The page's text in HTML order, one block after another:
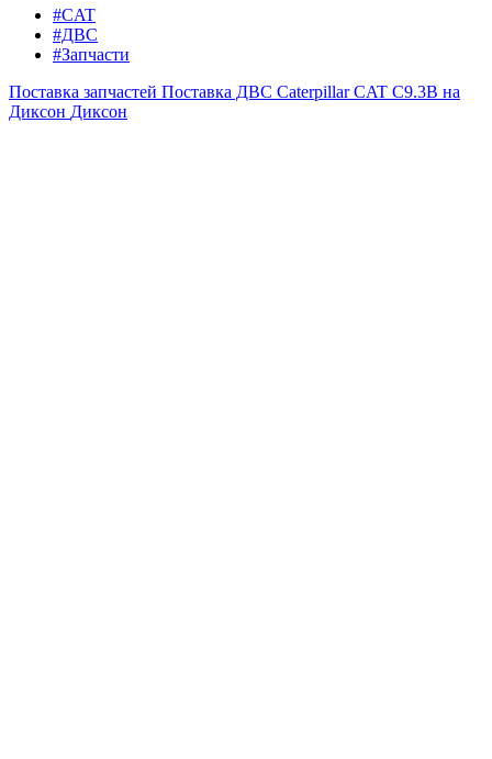
#CAT
#ДВС
#Запчасти
Поставка запчастей Поставка ДВС Caterpillar CAT C9.3B на
Диксон Диксон